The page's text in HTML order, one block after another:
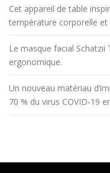
Cet appareil de table
température corporelle et
Le masque facial
ergonomique.
Un nouveau matériau
70 % du virus COVID-19